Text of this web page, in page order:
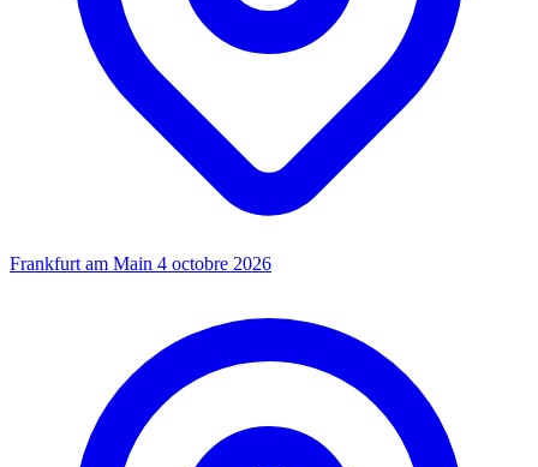
Frankfurt am Main 4 octobre 2026